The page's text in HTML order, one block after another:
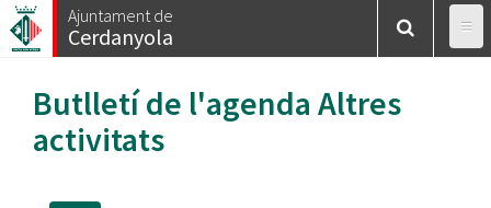
Vés
al
Ajuntament de
Cerdanyola
Butlletí de l'agenda Altres
activitats